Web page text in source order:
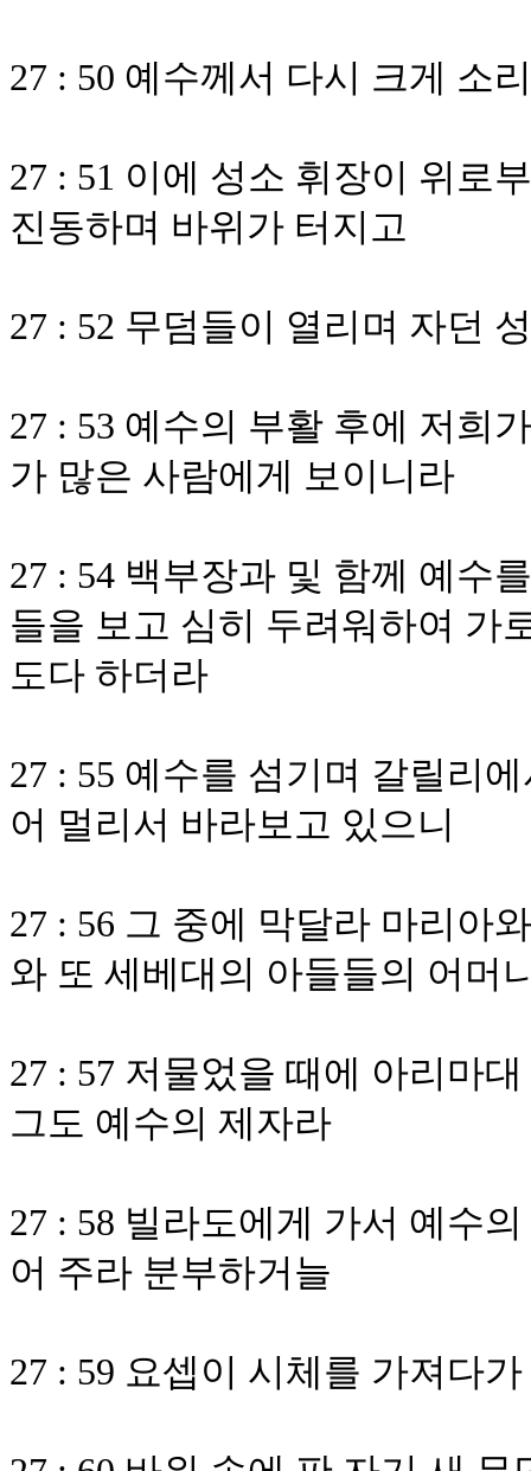
27 : 50 예수께서 다시 크게 소
27 : 51 이에 성소 휘장이 위로
진동하며 바위가 터지고
27 : 52 무덤들이 열리며 자던
27 : 53 예수의 부활 후에 저희
가 많은 사람에게 보이니라
27 : 54 백부장과 및 함께 예수
들을 보고 심히 두려워하여 가
도다 하더라
27 : 55 예수를 섬기며 갈릴리
어 멀리서 바라보고 있으니
27 : 56 그 중에 막달라 마리아
와 또 세베대의 아들들의 어머
27 : 57 저물었을 때에 아리마
그도 예수의 제자라
27 : 58 빌라도에게 가서 예수
어 주라 분부하거늘
27 : 59 요셉이 시체를 가져다